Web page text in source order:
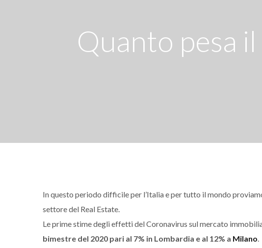
Quanto pesa
In questo periodo difficile per l’Italia e per tutto il mondo
settore del Real Estate.
Le prime stime degli effetti del Coronavirus sul mercato
bimestre del 2020 pari al 7% in Lombardia e al 12% a Milano.